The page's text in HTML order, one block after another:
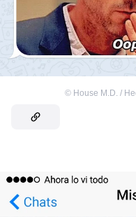
© House M.D. /